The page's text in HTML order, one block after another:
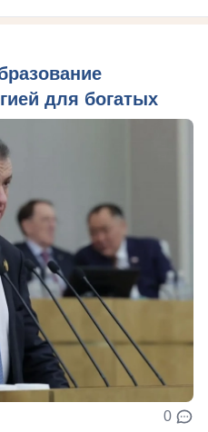
для богатых
0